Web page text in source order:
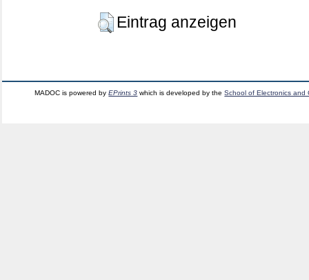
Eintrag anzeigen
MADOC is powered byEPrints 3 which is developed by theSchool of Electronics and